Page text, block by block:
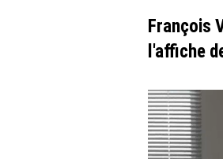
François
l'affiche